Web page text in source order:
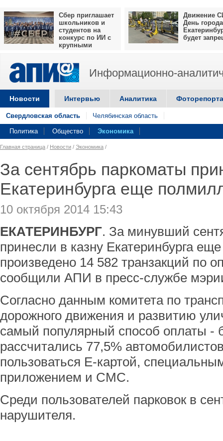
Сбер приглашает
школьников и
студентов на
конкурс по ИИ с
крупными
Движение
День города
будет
Информационно-
Новости Интервью Аналитика
Свердловская область Челябинская область
Политика Общество Экономика
Главная страница / Новости / Экономика /
За сентябрь паркоматы
Екатеринбурга еще
10 октября 2014 15:43
ЕКАТЕРИНБУРГ. За минувший
принесли в казну Екатеринбурга
произведено 14 582 транзакций по
сообщили АПИ в пресс-службе
Согласно данным комитета по
дорожного движения и развитию
самый популярный способ оплаты -
рассчитались 77,5%
пользоваться Е-картой,
приложением и СМС.
Среди пользователей парковок в
нарушителя.